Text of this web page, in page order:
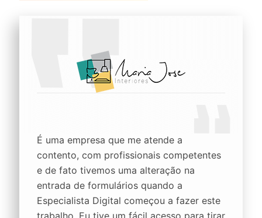
É uma empresa que me atende a
contento, com profissionais competentes
e de fato tivemos uma alteração na
entrada de formulários quando a
Especialista Digital começou a fazer este
trabalho. Eu tive um fácil acesso para tirar